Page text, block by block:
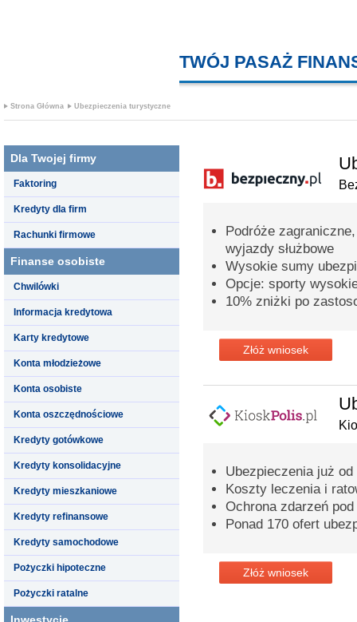
TWÓJ PASAŻ
Strona Główna Ubezpieczenia turystyczne
Dla Twojej firmy
Faktoring
Kredyty dla firm
Rachunki firmowe
Finanse osobiste
Chwilówki
Informacja kredytowa
Karty kredytowe
Konta młodzieżowe
Konta osobiste
Konta oszczędnościowe
Kredyty gotówkowe
Kredyty konsolidacyjne
Kredyty mieszkaniowe
Kredyty refinansowe
Kredyty samochodowe
Pożyczki hipoteczne
Pożyczki ratalne
Inwestycje
Podróże
wyjazdy służbowe
Wysokie sumy
Opcje: sporty
10% zniżki po
Złóż wniosek
Ubezpieczenia już od
Koszty leczenia i
Ochrona zdarzeń pod
Ponad 170 ofert
Złóż wniosek